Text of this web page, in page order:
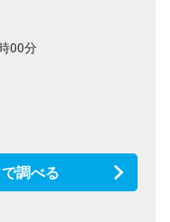
00分
調べる